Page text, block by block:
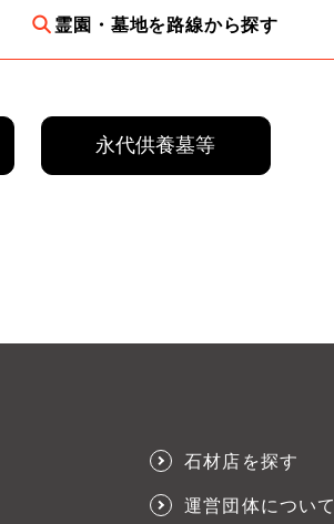
霊園・墓地を路線から探す
永代供養墓等
石材店を探す
運営団体について